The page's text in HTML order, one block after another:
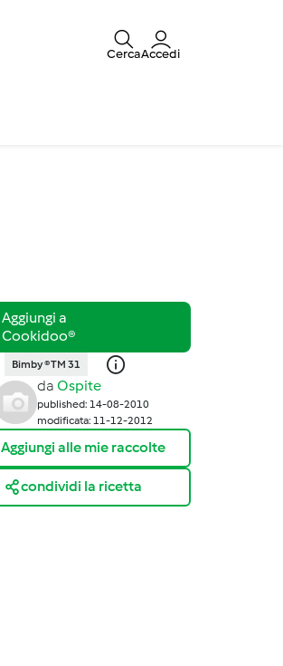
CercaAccedi
Bimby ® TM 31
da Ospite
published: 14-08-2010
modificata: 11-12-2012
Aggiungi alle mie raccolte
condividi la ricetta